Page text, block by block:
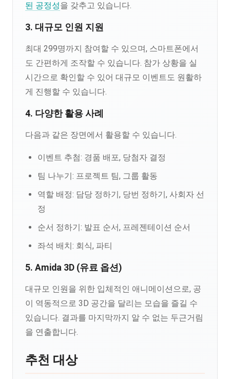
된 공정성을 갖추고 있습니다.
3. 대규모 인원 지원
최대 299명까지 참여할 수 있으며, 스마트폰에서
도 간편하게 조작할 수 있습니다. 참가 상황을 실
시간으로 확인할 수 있어 대규모 이벤트도 원활하
게 진행할 수 있습니다.
4. 다양한 활용 사례
다음과 같은 장면에서 활용할 수 있습니다.
이벤트 추첨: 경품 배포, 당첨자 결정
팀 나누기: 프로젝트 팀, 그룹 활동
역할 배정: 담당 정하기, 당번 정하기, 사회자 선
정
순서 정하기: 발표 순서, 프레젠테이션 순서
좌석 배치: 회식, 파티
5. Amida 3D (유료 옵션)
대규모 인원을 위한 입체적인 애니메이션으로, 공
이 역동적으로 3D 공간을 달리는 모습을 즐길 수
있습니다. 결과를 마지막까지 알 수 없는 두근거림
을 연출합니다.
추천 대상